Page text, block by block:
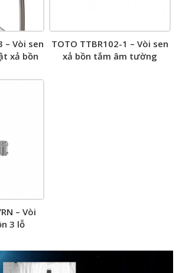
– Vòi sen
xả bồn
TOTO TTBR102-1 – Vòi sen
xả bồn tắm âm tường
– Vòi
3 lỗ